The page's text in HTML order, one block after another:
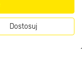
Dostosuj